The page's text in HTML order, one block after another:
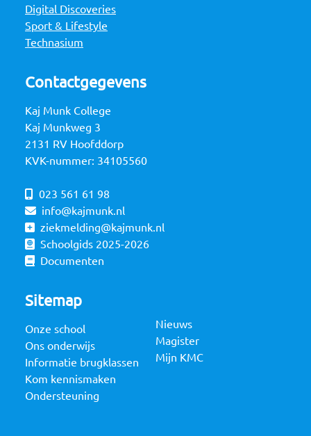
Digital Discoveries
Sport & Lifestyle
Technasium
Contactgegevens
Kaj Munk College
Kaj Munkweg 3
2131 RV Hoofddorp
KVK-nummer: 34105560
023 561 61 98
info@kajmunk.nl
ziekmelding@kajmunk.nl
Schoolgids 2025-2026
Documenten
Sitemap
Onze school
Ons onderwijs
Informatie brugklassen
Kom kennismaken
Ondersteuning
Nieuws
Magister
Mijn KMC